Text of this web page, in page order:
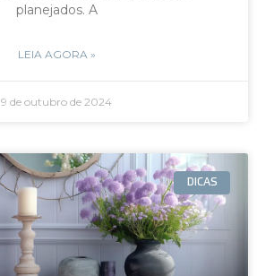
planejados. A
LEIA AGORA »
9 de outubro de 2024
DICAS